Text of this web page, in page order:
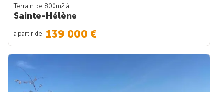
Terrain de 800m2 à
Sainte-Hélène
à partir de 139 000 €